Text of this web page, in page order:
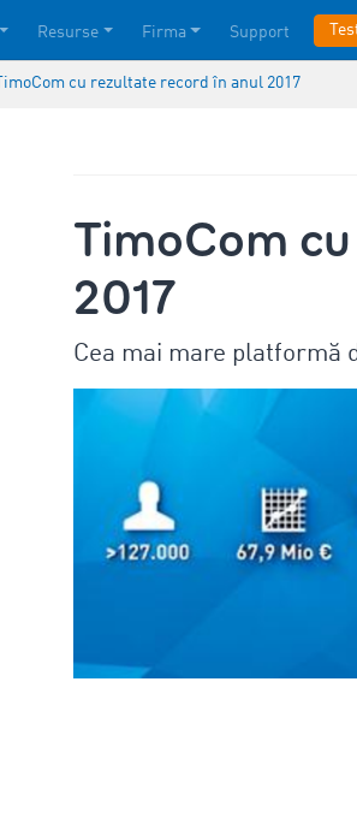
Resurse Firma Support
TimoCom cu rezultate record în anul 2017
TimoCom
2017
Cea mai mare platformă